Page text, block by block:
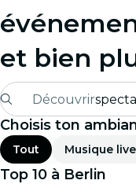
et bien
Découvrir
Choisis ton
Tout Musique live
Top 10 à Berlin